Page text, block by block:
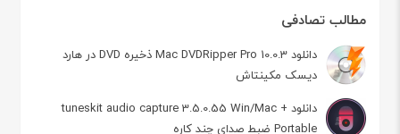
مطالب تصادفی
دانلود Mac DVDRipper Pro 10.0.3 ذخیره DVD در هارد
دیسک مکینتاش
دانلود tuneskit audio capture 3.5.0.55 Win/Mac +
Portable ضبط صدای چند کاره